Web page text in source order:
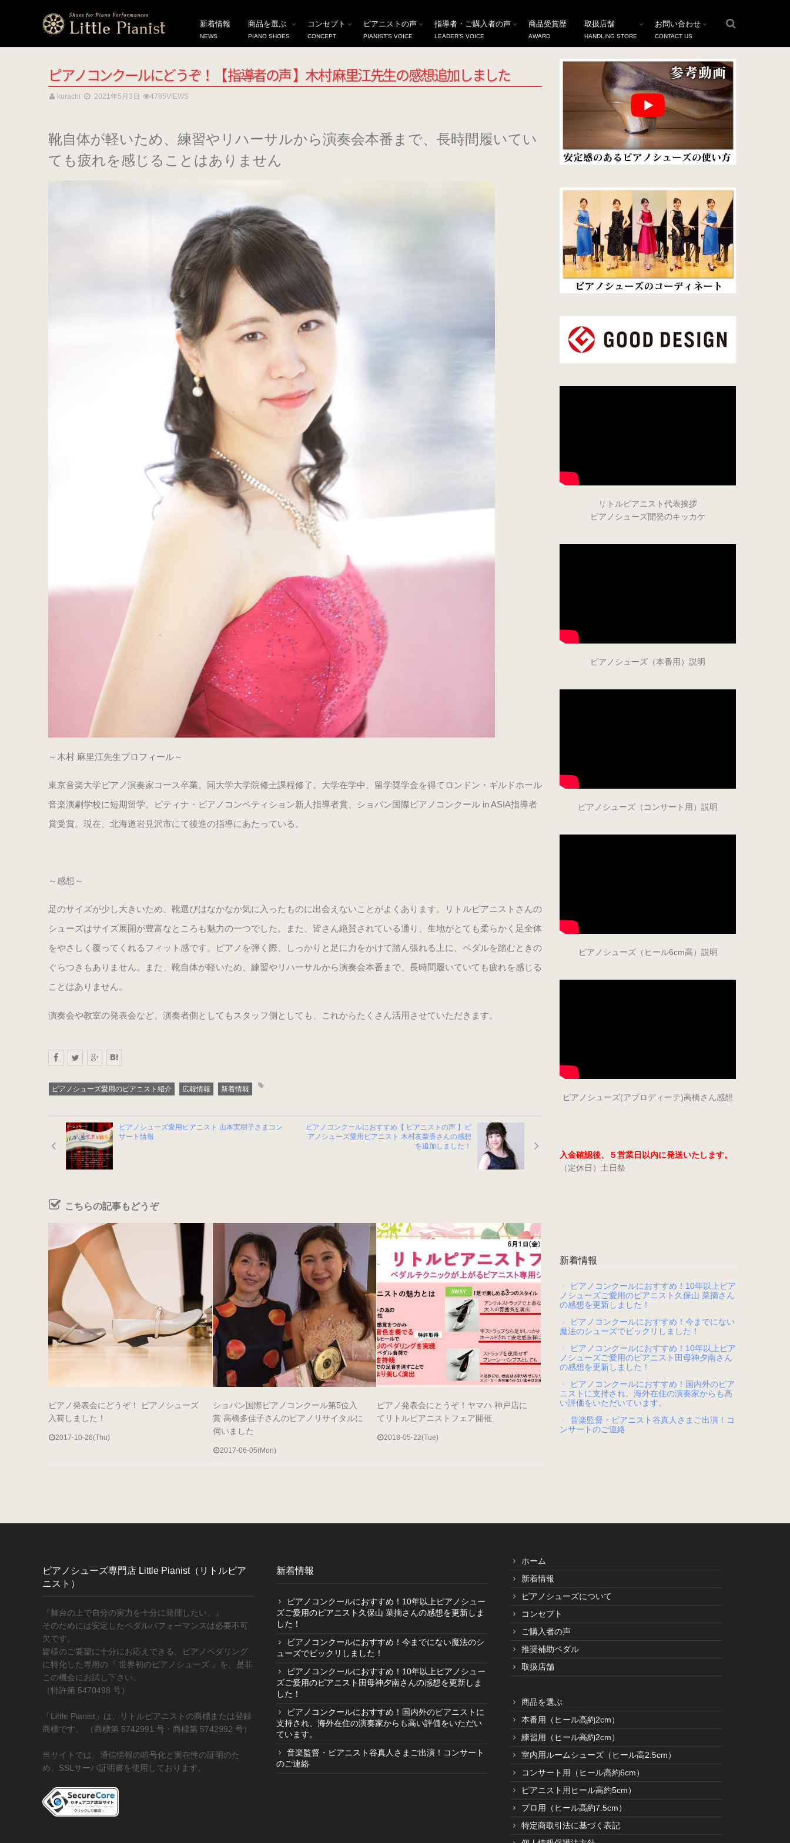
新着情報
NEWS
商品を選ぶ
PIANO SHOES
コンセプト
CONCEPT
ピアニストの声
PIANIST’S VOICE
指導者・ご購入者の声
LEADER’S VOICE
商品受賞歴
AWARD
取扱店舗
HANDLING STORE
お問い合わせ
CONTACT US
ピアノシューズ愛用のピアニスト紹介 /新着情報 ピアノコンクールにどうぞ！【 指導者の声 】木村 麻里江先生の感想追加しました
ピアノコンクールにどうぞ！【 指導者の声 】木村 麻里江先生の感想追加しました
kurachi 2021年5月3日 4785VIEWS
靴自体が軽いため、練習やリハーサルから演奏会本番まで、長時間履いてい
ても疲れを感じることはありません
～木村 麻里江先生プロフィール～
東京音楽大学ピアノ演奏家コース卒業。同大学大学院修士課程修了。大学在学中、留学奨学金を得てロンドン・ギルドホール
音楽演劇学校に短期留学。ピティナ・ピアノコンペティション新人指導者賞、ショパン国際ピアノコンクール in ASIA指導者
賞受賞。現在、北海道岩見沢市にて後進の指導にあたっている。
～感想～
足のサイズが少し大きいため、靴選びはなかなか気に入ったものに出会えないことがよくあります。リトルピアニストさんの
シューズはサイズ展開が豊富なところも魅力の一つでした。また、皆さん絶賛されている通り、生地がとても柔らかく足全体
をやさしく覆ってくれるフィット感です。ピアノを弾く際、しっかりと足に力をかけて踏ん張れる上に、ペダルを踏むときの
ぐらつきもありません。また、靴自体が軽いため、練習やリハーサルから演奏会本番まで、長時間履いていても疲れを感じる
ことはありません。
演奏会や教室の発表会など、演奏者側としてもスタッフ側としても、これからたくさん活用させていただきます。
ピアノシューズ愛用のピアニスト紹介 広報情報 新着情報
ピアノシューズ愛用ピアニスト 山本実樹子さまコン
サート情報
ピアノコンクールにおすすめ【 ピアニストの声 】ピ
アノシューズ愛用ピアニスト 木村友梨香さんの感想
を追加しました！
こちらの記事もどうぞ
ピアノ発表会にどうぞ！ ピアノシューズ
入荷しました！
2017-10-26(Thu)
ショパン国際ピアノコンクール第5位入
賞 高橋多佳子さんのピアノリサイタルに
伺いました
2017-06-05(Mon)
ピアノ発表会にとうぞ！ヤマハ 神戸店に
てリトルピアニストフェア開催
2018-05-22(Tue)
リトルピアニスト代表挨拶
ピアノシューズ開発のキッカケ
ピアノシューズ（本番用）説明
ピアノシューズ（コンサート用）説明
ピアノシューズ（ヒール6cm高）説明
ピアノシューズ(アプロディーテ)高橋さん感想
入金確認後、５営業日以内に発送いたします。
（定休日）土日祭
新着情報
ピアノコンクールにおすすめ！10年以上ピア
ノシューズご愛用のピアニスト久保山 菜摘さん
の感想を更新しました！
ピアノコンクールにおすすめ！今までにない
魔法のシューズでビックリしました！
ピアノコンクールにおすすめ！10年以上ピア
ノシューズご愛用のピアニスト田母神夕南さん
の感想を更新しました！
ピアノコンクールにおすすめ！国内外のピア
ニストに支持され、海外在住の演奏家からも高
い評価をいただいています。
音楽監督・ピアニスト谷真人さまご出演！コ
ンサートのご連絡
ピアノシューズ専門店 Little Pianist（リトルピア
ニスト）
『舞台の上で自分の実力を十分に発揮したい。』
そのためには安定したペダルパフォーマンスは必要不可
欠です。
皆様のご要望に十分にお応えできる、ピアノペダリング
に特化した専用の『 世界初のピアノシューズ 』を、是非
この機会にお試し下さい。
（特許第 5470498 号）
「Little Pianist」は、リトルピアニストの商標または登録
商標です。 （商標第 5742991 号・商標第 5742992 号）
当サイトでは、通信情報の暗号化と実在性の証明のた
め、SSLサーバ証明書を使用しております。
新着情報
ピアノコンクールにおすすめ！10年以上ピアノシュー
ズご愛用のピアニスト久保山 菜摘さんの感想を更新しま
した！
ピアノコンクールにおすすめ！今までにない魔法のシ
ューズでビックリしました！
ピアノコンクールにおすすめ！10年以上ピアノシュー
ズご愛用のピアニスト田母神夕南さんの感想を更新しま
した！
ピアノコンクールにおすすめ！国内外のピアニストに
支持され、海外在住の演奏家からも高い評価をいただい
ています。
音楽監督・ピアニスト谷真人さまご出演！コンサート
のご連絡
ホーム
新着情報
ピアノシューズについて
コンセプト
ご購入者の声
推奨補助ペダル
取扱店舗
商品を選ぶ
本番用（ヒール高約2cm）
練習用（ヒール高約2cm）
室内用ルームシューズ（ヒール高2.5cm）
コンサート用（ヒール高約6cm）
ピアニスト用ヒール高約5cm）
プロ用（ヒール高約7.5cm）
特定商取引法に基づく表記